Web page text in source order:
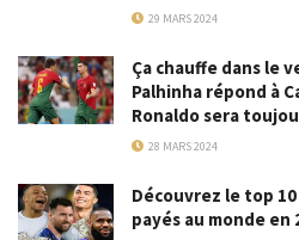
29 MARS 2024
Ça chauffe dans le
Palhinha répond à
Ronaldo sera
28 MARS 2024
Découvrez le top
payés au monde en